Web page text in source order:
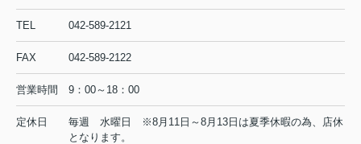
2026.08.04
◆◇◆
夏季休業のお知らせ
◆◇◆◇◆
TEL 042-589-2121
FAX 042-589-2122
営業時間 9：00～18：00
定休日
毎週 水曜日 ※8月11日～8月13日は夏季休暇の為、店休
となります。